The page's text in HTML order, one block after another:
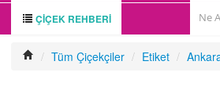
ÇIÇEK REHBERI
ÇİÇEK REHBERİ
/ Tüm Çiçekçiler / Etiket /